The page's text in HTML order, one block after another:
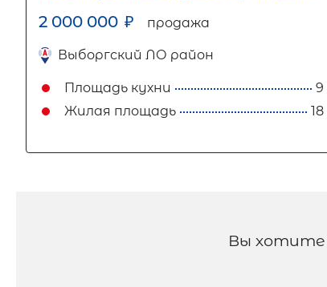
2 000 000 ₽ продажа
Выборгский ЛО район
Площадь кухни 9
Жилая площадь
Вы хотите